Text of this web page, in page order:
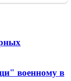
военному в